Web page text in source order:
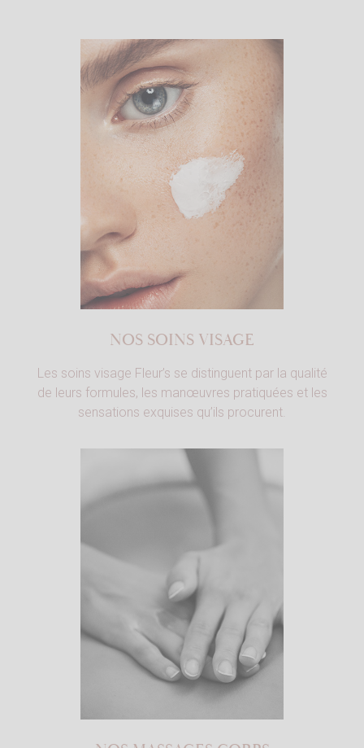
NOS SOINS VISAGE
Les soins visage Fleur’s se distinguent par la qualité
de leurs formules, les manœuvres pratiquées et les
sensations exquises qu’ils procurent.